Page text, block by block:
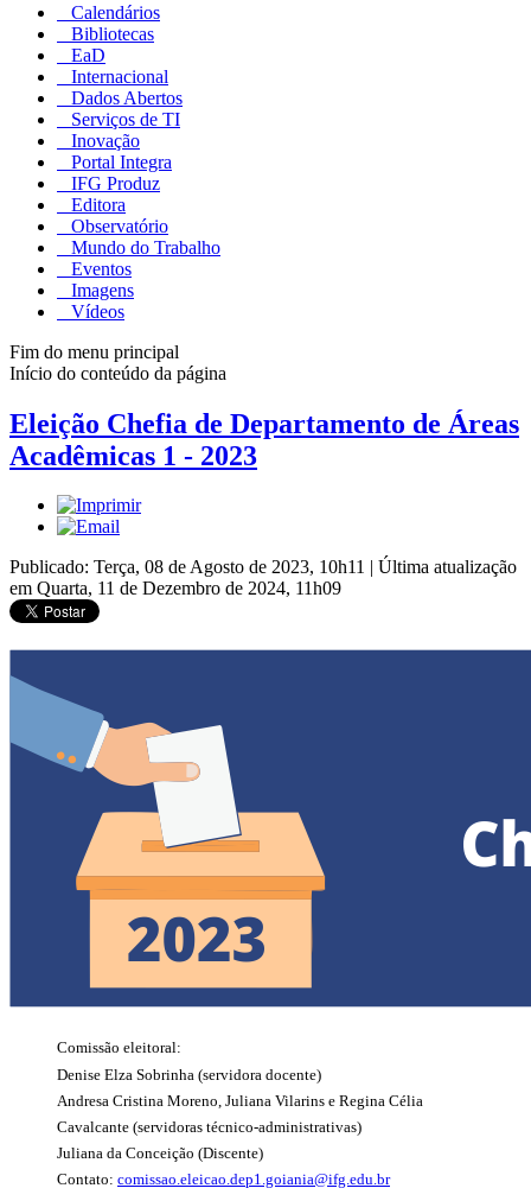
Calendários
Bibliotecas
EaD
Internacional
Dados Abertos
Serviços de TI
Inovação
Portal Integra
IFG Produz
Editora
Observatório
Mundo do Trabalho
Eventos
Imagens
Vídeos
Fim do menu principal
Início do conteúdo da página
Eleição Chefia de Departamento de Áreas
Acadêmicas 1 - 2023
Publicado: Terça, 08 de Agosto de 2023, 10h11 | Última atualização
em Quarta, 11 de Dezembro de 2024, 11h09
Comissão eleitoral:
Denise Elza Sobrinha (servidora docente)
Andresa Cristina Moreno, Juliana Vilarins e Regina Célia
Cavalcante (servidoras técnico-administrativas)
Juliana da Conceição (Discente)
Contato: comissao.eleicao.dep1.goiania@ifg.edu.br